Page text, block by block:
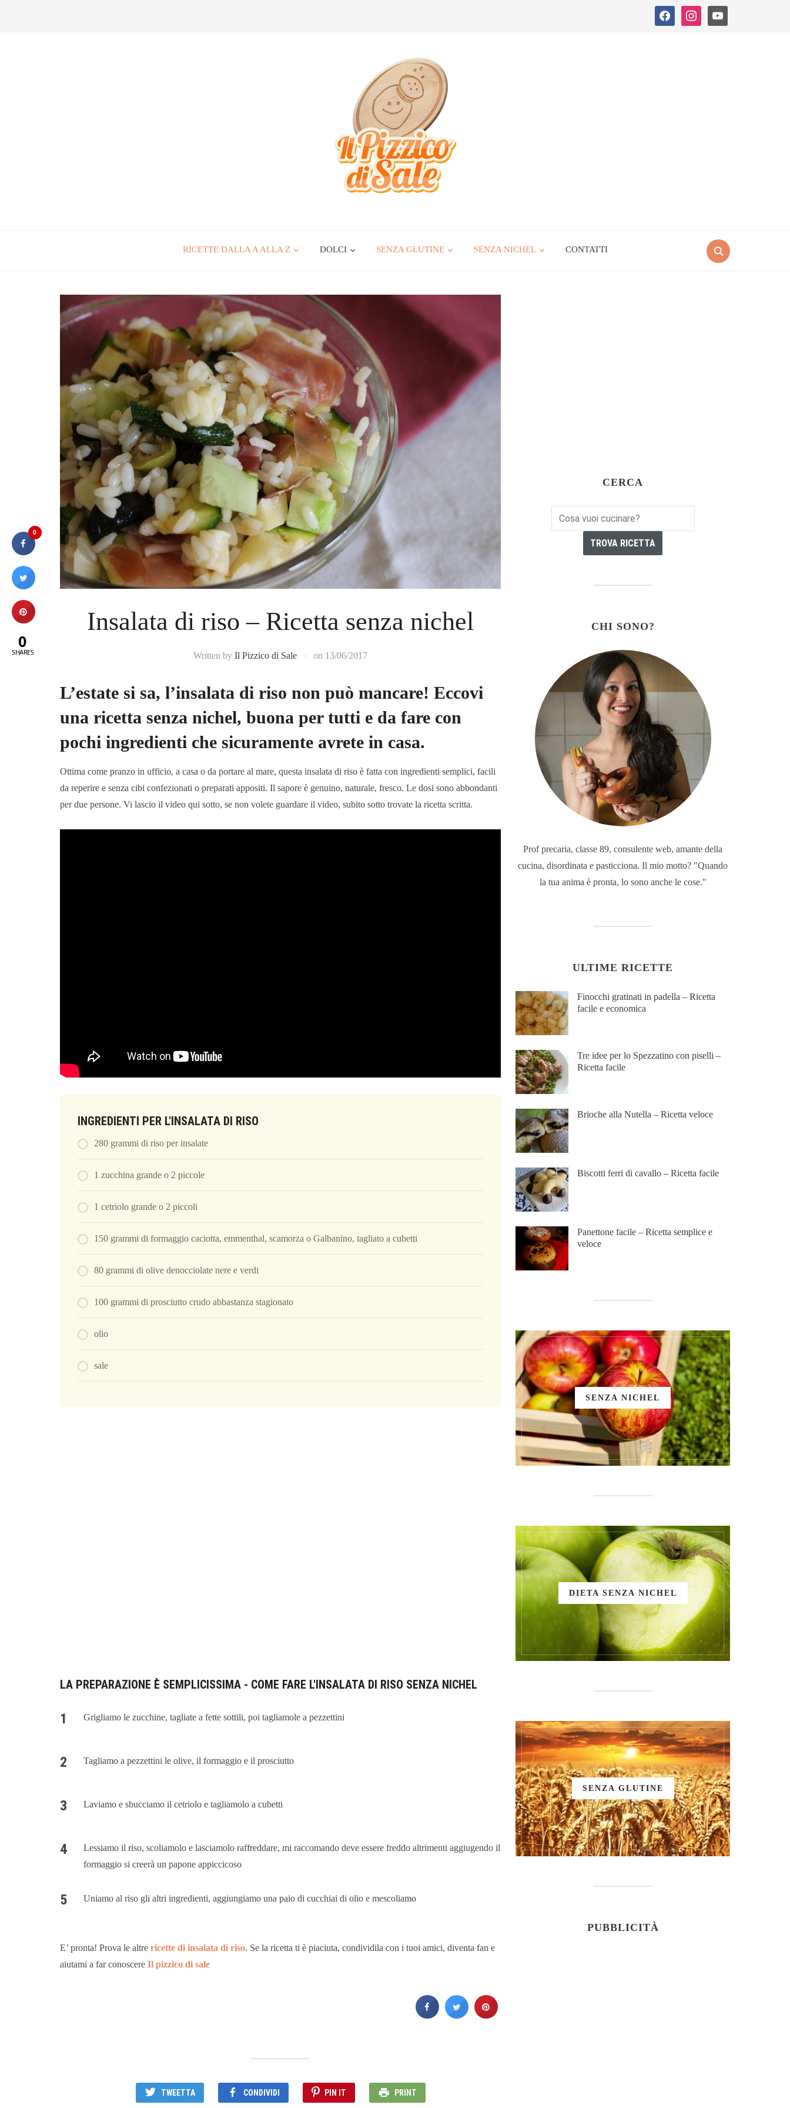
facebook instagram youtube
RICETTE DALLA A ALLA Z DOLCI SENZA GLUTINE SENZA NICHEL CONTATTI
Insalata di riso – Ricetta senza nichel
Written by Il Pizzico di Sale on 13/06/2017
L’estate si sa, l’insalata di riso non può mancare! Eccovi
una ricetta senza nichel, buona per tutti e da fare con
pochi ingredienti che sicuramente avrete in casa.
Ottima come pranzo in ufficio, a casa o da portare al mare, questa insalata di riso è fatta con ingredienti semplici, facili
da reperire e senza cibi confezionati o preparati appositi. Il sapore è genuino, naturale, fresco. Le dosi sono abbondanti
per due persone. Vi lascio il video qui sotto, se non volete guardare il video, subito sotto trovate la ricetta scritta.
INGREDIENTI PER L'INSALATA DI RISO
280 grammi di riso per insalate
1 zucchina grande o 2 piccole
1 cetriolo grande o 2 piccoli
150 grammi di formaggio caciotta, emmenthal, scamorza o Galbanino, tagliato a cubetti
80 grammi di olive denocciolate nere e verdi
100 grammi di prosciutto crudo abbastanza stagionato
olio
sale
LA PREPARAZIONE È SEMPLICISSIMA - COME FARE L'INSALATA DI RISO SENZA NICHEL
Grigliamo le zucchine, tagliate a fette sottili, poi tagliamole a pezzettini
Tagliamo a pezzettini le olive, il formaggio e il prosciutto
Laviamo e sbucciamo il cetriolo e tagliamolo a cubetti
Lessiamo il riso, scoliamolo e lasciamolo raffreddare, mi raccomando deve essere freddo altrimenti aggiugendo il
formaggio si creerà un papone appiccicoso
Uniamo al riso gli altri ingredienti, aggiungiamo una paio di cucchiai di olio e mescoliamo
E’ pronta! Prova le altre ricette di insalata di riso. Se la ricetta ti è piaciuta, condividila con i tuoi amici, diventa fan e
aiutami a far conoscere Il pizzico di sale
TWEETTA CONDIVIDI PIN IT PRINT
CERCA
CHI SONO?
Prof precaria, classe 89, consulente web, amante della
cucina, disordinata e pasticciona. Il mio motto? "Quando
la tua anima è pronta, lo sono anche le cose."
ULTIME RICETTE
Finocchi gratinati in padella – Ricetta
facile e economica
Tre idee per lo Spezzatino con piselli –
Ricetta facile
Brioche alla Nutella – Ricetta veloce
Biscotti ferri di cavallo – Ricetta facile
Panettone facile – Ricetta semplice e
veloce
SENZA NICHEL
DIETA SENZA NICHEL
SENZA GLUTINE
PUBBLICITÀ
0
0
SHARES